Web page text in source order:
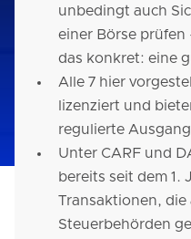
unbedingt auch
einer Börse
das konkret: eine
Alle 7 hier
lizenziert und
regulierte
Unter CARF und
bereits seit dem 1.
Transaktionen, die
Steuerbehörden